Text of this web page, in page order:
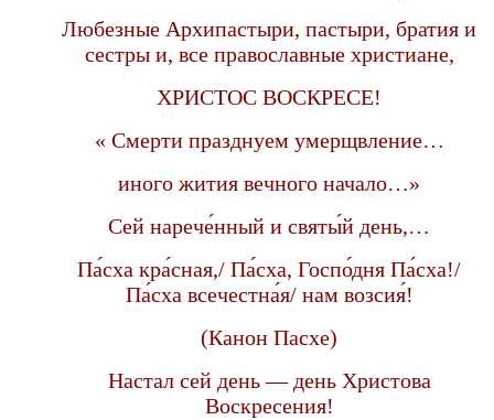
Любезные Архипастыри, пастыри, братия и
сестры и, все православные христиане,
ХРИСТОС ВОСКРЕСЕ!
« Смерти празднуем умерщвление…
иного жития вечного начало…»
Сей нарече́нный и святы́й день,…
Па́сха кра́сная,/ Па́сха, Госпо́дня Па́сха!/
Па́сха всечестна́я/ нам возсия́!
(Канон Пасхе)
Настал сей день — день Христова
Воскресения!